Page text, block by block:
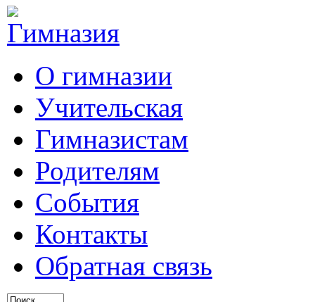
О гимназии
Учительская
Гимназистам
Родителям
События
Контакты
Обратная связь